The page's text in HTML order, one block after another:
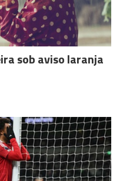
sob aviso laranja